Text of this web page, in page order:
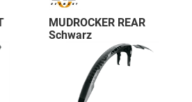
MUDROCKER REAR
Schwarz